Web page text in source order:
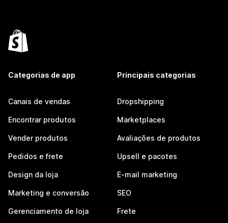
Categorias de app
Canais de vendas
Encontrar produtos
Vender produtos
Pedidos e frete
Design da loja
Marketing e conversão
Gerenciamento de loja
Principais categorias
Dropshipping
Marketplaces
Avaliações de produtos
Upsell e pacotes
E-mail marketing
SEO
Frete